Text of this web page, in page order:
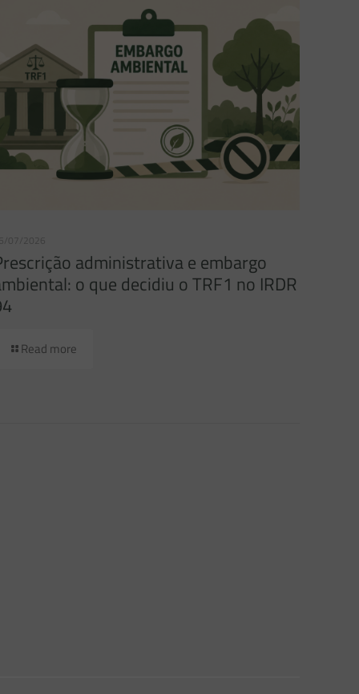
07/2026
administrativa e embargo
o que decidiu o TRF1 no IRDR
Read more